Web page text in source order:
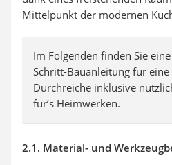
Mittelpunkt der modernen
Im Folgenden finden Sie
Schritt-Bauanleitung für
Durchreiche inklusive
für’s Heimwerken.
2.1. Material- und